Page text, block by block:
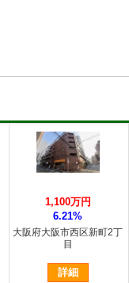
大阪府大阪市西区新町2丁
目
1,100万円
6.21%
詳細